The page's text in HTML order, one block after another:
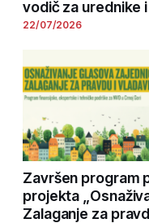
vodič za urednike
22/07/2026
Završen program
projekta
Zalaganje za